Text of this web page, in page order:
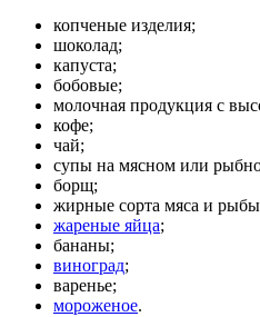
копченые изделия;
шоколад;
капуста;
бобовые;
молочная продукция с
кофе;
чай;
супы на мясном или
борщ;
жирные сорта мяса и
жареные яйца;
бананы;
виноград;
варенье;
мороженое.